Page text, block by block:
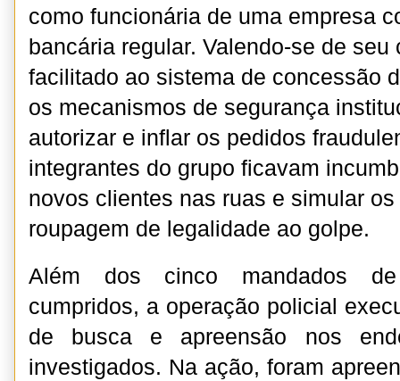
como funcionária de uma empresa
bancária regular. Valendo-se de
facilitado ao sistema de concessão
os mecanismos de segurança
autorizar e inflar os pedidos
integrantes do grupo ficavam
novos clientes nas ruas e simular
roupagem de legalidade ao golpe.
Além dos cinco mandados
cumpridos, a operação policial
de busca e apreensão nos
investigados. Na ação, foram